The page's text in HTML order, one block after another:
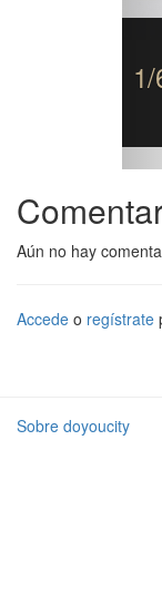
Aún no hay
Accede o regístrate
Sobre doyoucity